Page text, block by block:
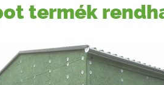
termék